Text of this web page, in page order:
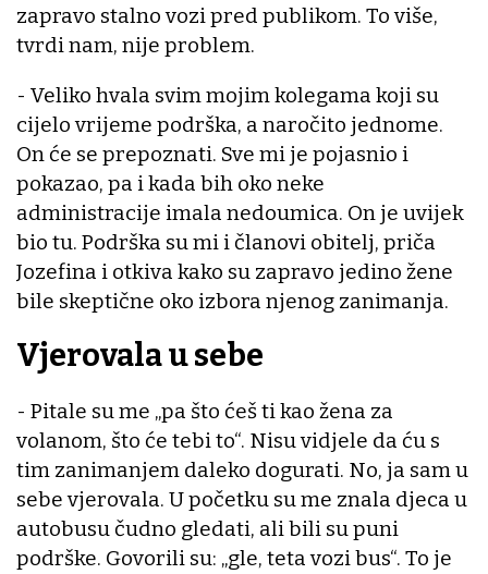
zapravo stalno vozi pred publikom. To više,
tvrdi nam, nije problem.
- Veliko hvala svim mojim kolegama koji su
cijelo vrijeme podrška, a naročito jednome.
On će se prepoznati. Sve mi je pojasnio i
pokazao, pa i kada bih oko neke
administracije imala nedoumica. On je uvijek
bio tu. Podrška su mi i članovi obitelj, priča
Jozefina i otkiva kako su zapravo jedino žene
bile skeptične oko izbora njenog zanimanja.
Vjerovala u sebe
- Pitale su me „pa što ćeš ti kao žena za
volanom, što će tebi to“. Nisu vidjele da ću s
tim zanimanjem daleko dogurati. No, ja sam u
sebe vjerovala. U početku su me znala djeca u
autobusu čudno gledati, ali bili su puni
podrške. Govorili su: „gle, teta vozi bus“. To je